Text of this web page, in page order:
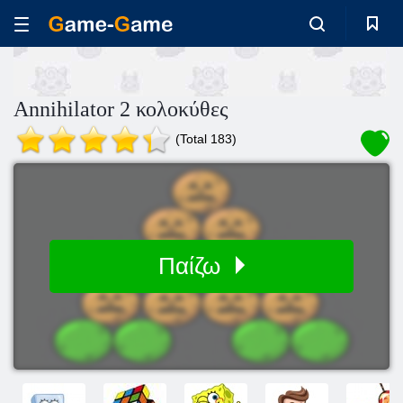
Annihilator 2 κολοκύθες
(Total 183)
Παίζω